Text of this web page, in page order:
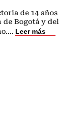
de 14 años
Bogotá y del
... Leer más